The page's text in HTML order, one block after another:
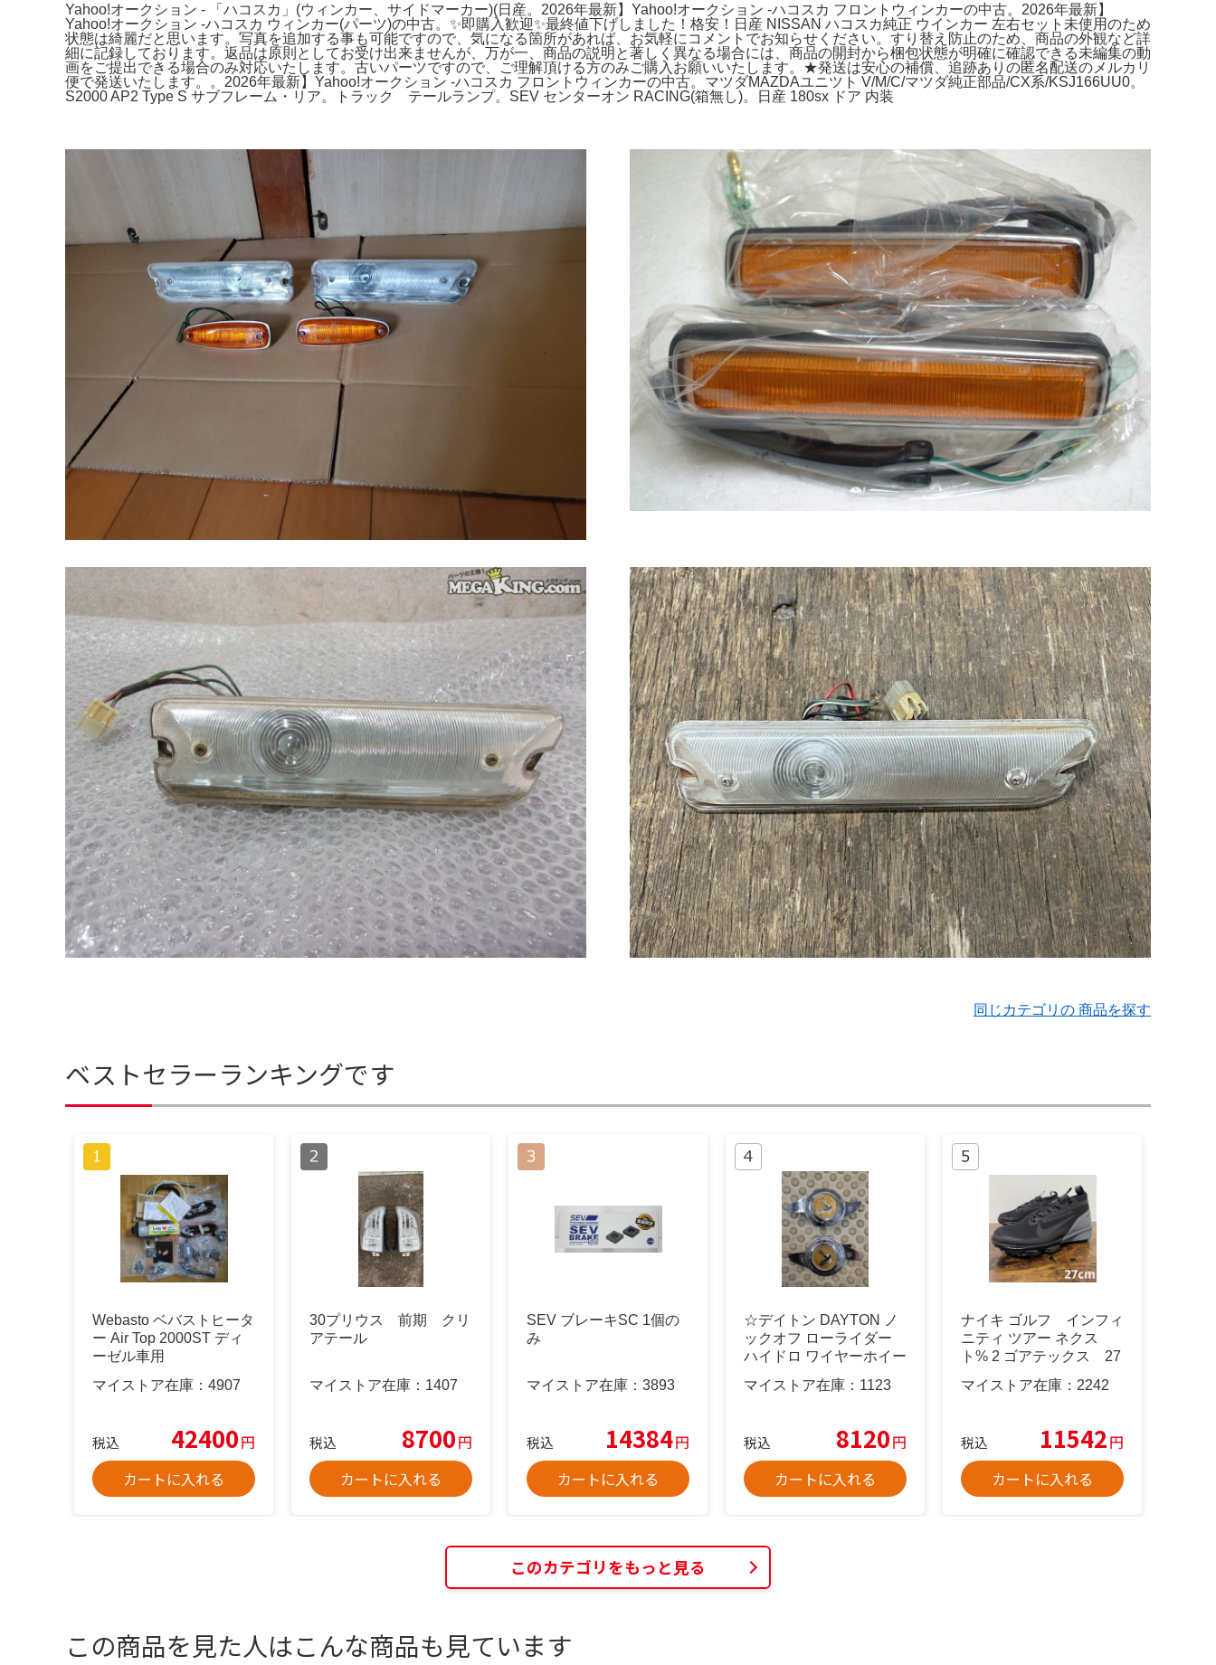
Yahoo!オークション - 「ハコスカ」(ウィンカー、サイドマーカー)(日産。2026年最新】Yahoo!オークション -ハコスカ フロントウィンカーの中古。2026年最新】
Yahoo!オークション -ハコスカ ウィンカー(パーツ)の中古。✨即購入歓迎✨最終値下げしました！格安！日産 NISSAN ハコスカ純正 ウインカー 左右セット未使用のため
状態は綺麗だと思います。写真を追加する事も可能ですので、気になる箇所があれば、お気軽にコメントでお知らせください。すり替え防止のため、商品の外観など詳
細に記録しております。返品は原則としてお受け出来ませんが、万が一、商品の説明と著しく異なる場合には、商品の開封から梱包状態が明確に確認できる未編集の動
画をご提出できる場合のみ対応いたします。古いパーツですので、ご理解頂ける方のみご購入お願いいたします。★発送は安心の補償、追跡ありの匿名配送のメルカリ
便で発送いたします。。2026年最新】Yahoo!オークション -ハコスカ フロントウィンカーの中古。マツダMAZDAユニツト V/M/C/マツダ純正部品/CX系/KSJ166UU0。
S2000 AP2 Type S サブフレーム・リア。トラック テールランプ。SEV センターオン RACING(箱無し)。日産 180sx ドア 内装
同じカテゴリの 商品を探す
ベストセラーランキングです
Webasto ベバストヒータ
ー Air Top 2000ST ディ
ーゼル車用
マイストア在庫： 4907
税込 42400円
カートに入れる
30プリウス 前期 クリ
アテール
マイストア在庫： 1407
税込 8700円
カートに入れる
SEV ブレーキSC 1個の
み
マイストア在庫： 3893
税込 14384円
カートに入れる
☆デイトン DAYTON ノ
ックオフ ローライダー
ハイドロ ワイヤーホイー
マイストア在庫： 1123
税込 8120円
カートに入れる
ナイキ ゴルフ インフィ
ニティ ツアー ネクス
ト% 2 ゴアテックス 27
マイストア在庫： 2242
税込 11542円
カートに入れる
このカテゴリをもっと見る
この商品を見た人はこんな商品も見ています